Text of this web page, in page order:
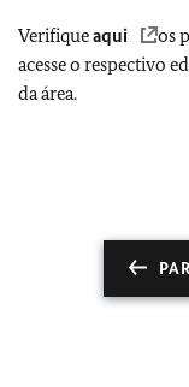
Verifiqueaqui
os
acesse o respectivo
da área.